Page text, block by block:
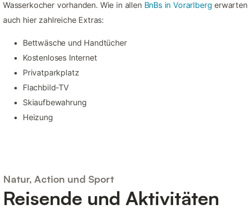
Wasserkocher vorhanden. Wie in allen BnBs in Vorarlberg erwarten
auch hier zahlreiche Extras:
Bettwäsche und Handtücher
Kostenloses Internet
Privatparkplatz
Flachbild-TV
Skiaufbewahrung
Heizung
Natur, Action und Sport
Reisende und Aktivitäten